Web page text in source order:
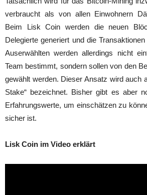
verbraucht als von allen Einwohnern
Beim Lisk Coin werden die neuen
Delegierte generiert und die
Auserwählten werden allerdings nicht
Team bestimmt, sondern sollen von den
gewählt werden. Dieser Ansatz wird auch
Stake“ bezeichnet. Bisher gibt es aber
Erfahrungswerte, um einschätzen zu
sicher ist.
Lisk Coin im Video erklärt